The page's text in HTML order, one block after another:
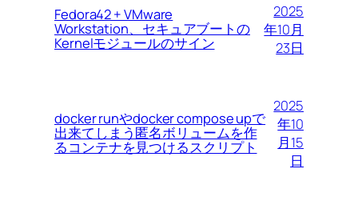
Fedora42 + VMware
Workstation、セキュアブートの
Kernelモジュールのサイン
2025
年10月
23日
docker runやdocker compose upで
出来てしまう匿名ボリュームを作
るコンテナを見つけるスクリプト
2025
年10
月15
日